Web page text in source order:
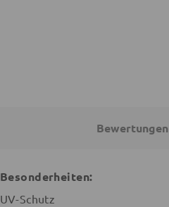
Bewertungen
Besonderheiten:
UV-Schutz